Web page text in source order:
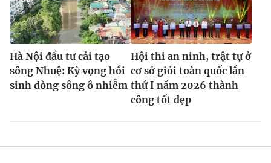
Hà Nội đầu tư cải tạo
sông Nhuệ: Kỳ vọng hồi
sinh dòng sông ô nhiễm
Hội thi an ninh, trật tự ở
cơ sở giỏi toàn quốc lần
thứ I năm 2026 thành
công tốt đẹp